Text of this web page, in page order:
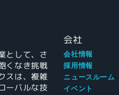
として、さ
くなき挑戦
スは、複雑
ーバルな技
会社
会社情報
採用情報
ニュースルーム
イベント